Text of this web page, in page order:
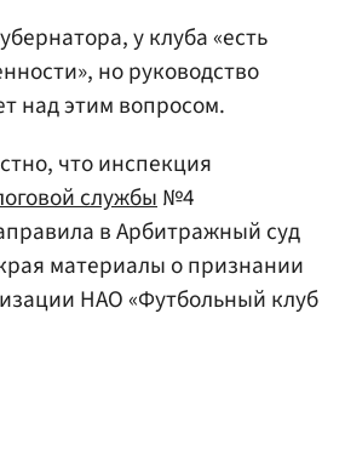
у клуба «есть
но руководство
над этим вопросом.
что инспекция
службы №4
в Арбитражный суд
материалы о признании
НАО «Футбольный клуб